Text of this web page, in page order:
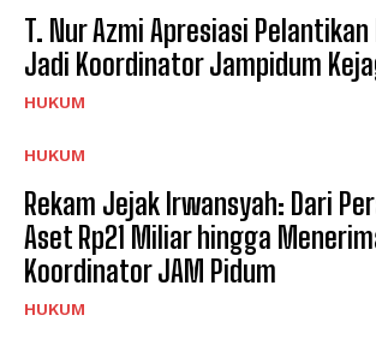
T. Nur Azmi Apresiasi
Jadi Koordinator Jampidum
HUKUM
HUKUM
Rekam Jejak Irwansyah: Dari
Aset Rp21 Miliar hingga
Koordinator JAM Pidum
HUKUM